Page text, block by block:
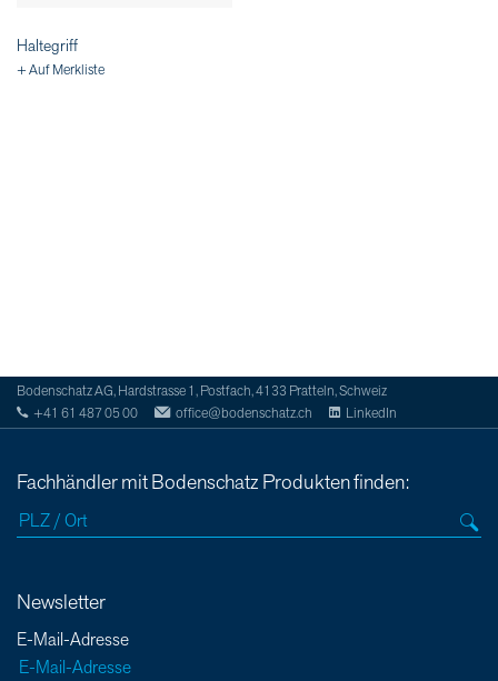
Haltegriff
+ Auf Merkliste
Bodenschatz AG, Hardstrasse 1, Postfach, 4133 Pratteln, Schweiz
+41 61 487 05 00
office@bodenschatz.ch LinkedIn
Fachhändler mit Bodenschatz Produkten finden:
Newsletter
E-Mail-Adresse